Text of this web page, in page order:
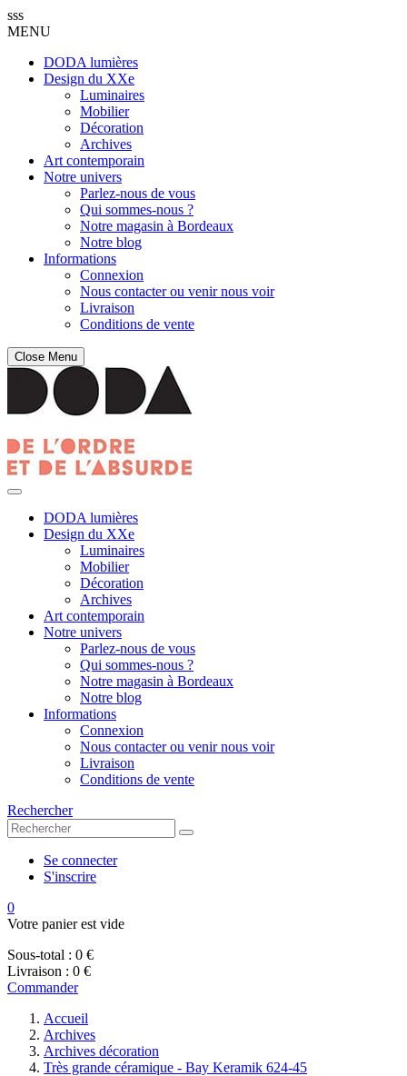
sss
MENU
DODA lumières
Design du XXe
Luminaires
Mobilier
Décoration
Archives
Art contemporain
Notre univers
Parlez-nous de vous
Qui sommes-nous ?
Notre magasin à Bordeaux
Notre blog
Informations
Connexion
Nous contacter ou venir nous voir
Livraison
Conditions de vente
Close Menu
DODA lumières
Design du XXe
Luminaires
Mobilier
Décoration
Archives
Art contemporain
Notre univers
Parlez-nous de vous
Qui sommes-nous ?
Notre magasin à Bordeaux
Notre blog
Informations
Connexion
Nous contacter ou venir nous voir
Livraison
Conditions de vente
Rechercher
Se connecter
S'inscrire
0
Votre panier est vide
Sous-total : 0 €
Livraison : 0 €
Commander
Accueil
Archives
Archives décoration
Très grande céramique - Bay Keramik 624-45